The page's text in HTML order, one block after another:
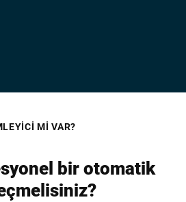
MI VAR?
bir otomatik